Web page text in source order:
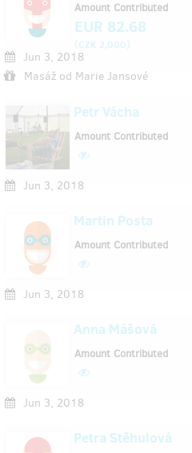
Jun 3, 2018
Masáž od Marie Jansové
Amount Contributed
EUR 82.68
(CZK 2,000)
Petr Vácha
Jun 3, 2018
Amount Contributed
Martin Posta
Jun 3, 2018
Amount Contributed
Anna Mášová
Jun 3, 2018
Amount Contributed
Petra Stěhulová